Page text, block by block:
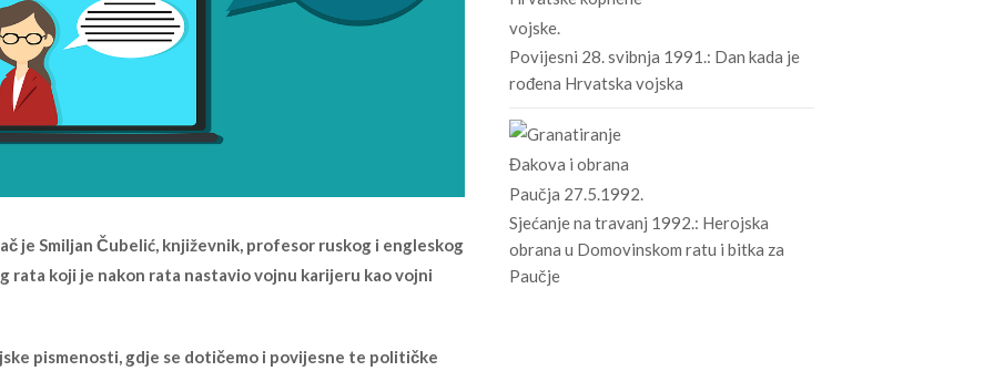
je Smiljan Čubelić, književnik, profesor ruskog i engleskog
rata koji je nakon rata nastavio vojnu karijeru kao vojni
pismenosti, gdje se dotičemo i povijesne te političke
Povijesni 28. svibnja 1991.: Dan kada je
rođena Hrvatska vojska
Sjećanje na travanj 1992.: Herojska
obrana u Domovinskom ratu i bitka za
Paučje